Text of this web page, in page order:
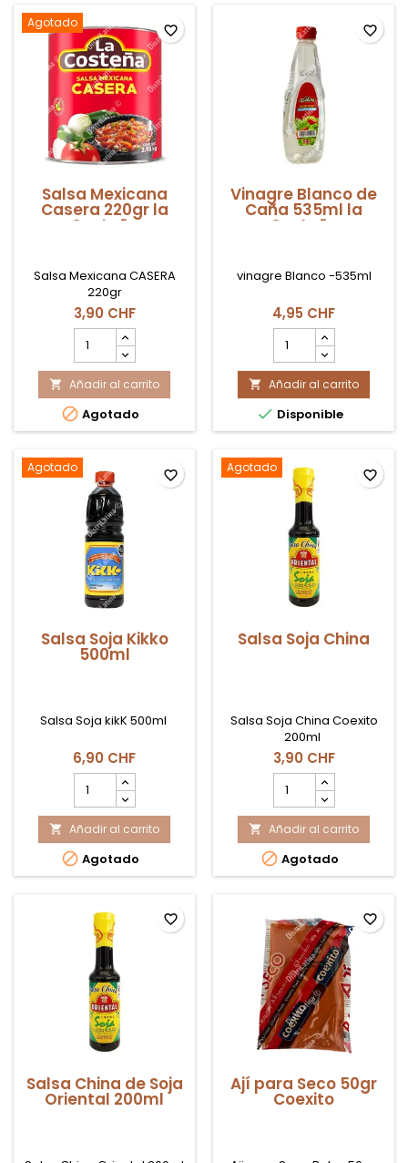
1lt
Agotado
Salsa Mexicana
Casera 220gr la
Costeña
Salsa Mexicana CASERA
220gr
3,90 CHF
cantidad
del
producto
Salsa
Mexicana
Casera
220gr
Costeña
 Añadir al carrito
 Agotado
favorite_border
Vinagre Blanco de
Caña 535ml la
Costeña
vinagre Blanco -535ml
4,95 CHF
cantidad
del
producto
Vinagre
Blanco
de
Caña
la
Costeña
 Añadir al carrito
 Disponible
favorite_border
Agotado
Salsa Soja Kikko
500ml
Salsa Soja kikK 500ml
6,90 CHF
cantidad
del
producto
Salsa
Soja
Kikko
500ml
 Añadir al carrito
 Agotado
favorite_border Agotado
Salsa Soja China
Salsa Soja China Coexito
200ml
3,90 CHF
cantidad
del
producto
Salsa
Soja
China
 Añadir al carrito
 Agotado
favorite_border
Salsa China de Soja
Oriental 200ml
favorite_border
Ají para Seco 50gr
Coexito
favorite_border